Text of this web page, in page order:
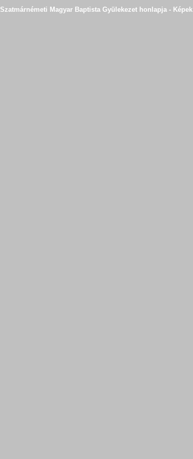
Szatmárnémeti Magyar Baptista Gyülekezet honlapja - Képek